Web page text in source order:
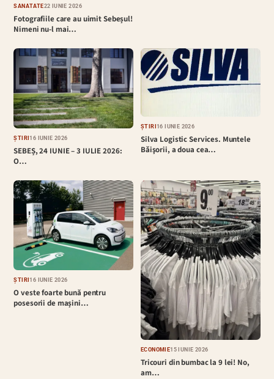
SĂNĂTATE22 IUNIE 2026
Fotografiile care au uimit Sebeșul!
Nimeni nu-l mai…
ȘTIRI16 IUNIE 2026
SEBEȘ, 24 IUNIE – 3 IULIE 2026:
O…
ȘTIRI16 IUNIE 2026
Silva Logistic Services. Muntele
Bǎişorii, a doua cea…
ȘTIRI16 IUNIE 2026
O veste foarte bună pentru
posesorii de mașini…
ECONOMIE15 IUNIE 2026
Tricouri din bumbac la 9 lei! No,
am…